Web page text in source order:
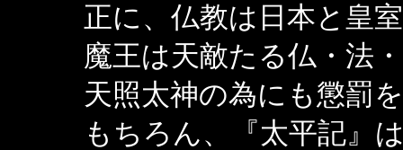
正に、仏教は日本と皇
魔王は天敵たる仏・
天照太神の為にも懲罰
もちろん、『太平記』